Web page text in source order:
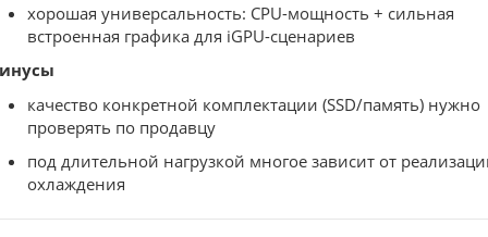
хорошая универсальность: CPU-мощность + сильная
встроенная графика для iGPU-сценариев
качество конкретной комплектации (SSD/память) нужно
проверять по продавцу
под длительной нагрузкой многое зависит от
охлаждения